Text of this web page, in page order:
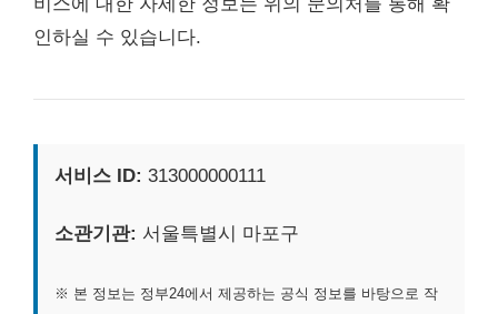
인하실 수 있습니다.
서비스 ID: 313000000111
소관기관: 서울특별시 마포구
※ 본 정보는 정부24에서 제공하는 공식 정보를 바탕으로 작